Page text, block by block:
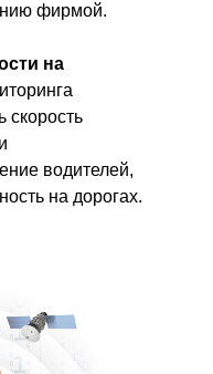
фирмой.
на
скорость
водителей,
на дорогах.